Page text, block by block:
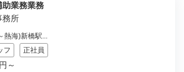
助業務業務
務所
熱海)新橋駅...
フ
正社員
～